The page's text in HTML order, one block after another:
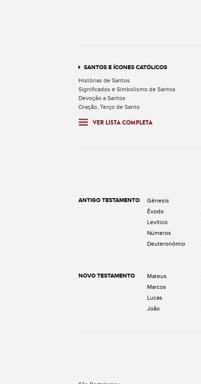
SANTOS E ÍCONES CATÓLICOS
Histórias de Santos
Significados e Simbolismo de Santos
Devoção a Santos
Oração, Terço de Santo
VER LISTA COMPLETA
ANTIGO TESTAMENTO
Gênesis
Êxodo
Levítico
Números
Deuteronômio
NOVO TESTAMENTO
Mateus
Marcos
Lucas
João